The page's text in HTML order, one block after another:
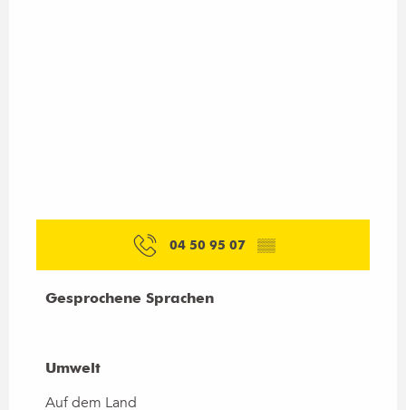
04 50 95 07 ▒▒
Gesprochene Sprachen
Gesprochene Sprachen
Umwelt
Umwelt
Auf dem Land